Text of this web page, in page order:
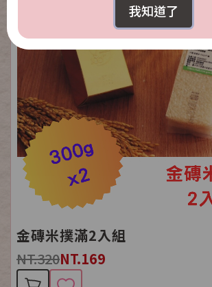
金磚米撲滿2入組
NT.320NT.169
我知道了